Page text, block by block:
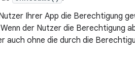
Ihrer App die Berechtigung
der Nutzer die Berechtigung
auch ohne die durch die